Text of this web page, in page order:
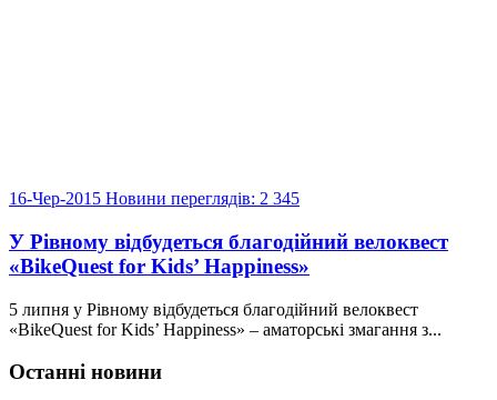
16-Чер-2015 Новини переглядів: 2 345
У Рівному відбудеться благодійний велоквест
«BikeQuest for Kids’ Happiness»
5 липня у Рівному відбудеться благодійний велоквест
«BikeQuest for Kids’ Happiness» – аматорські змагання з...
Останні новини